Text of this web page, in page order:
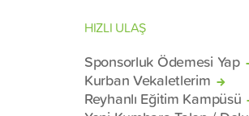
HIZLI ULAŞ
Sponsorluk Ödemesi Yap
Kurban Vekaletlerim
Reyhanlı Eğitim Kampüsü